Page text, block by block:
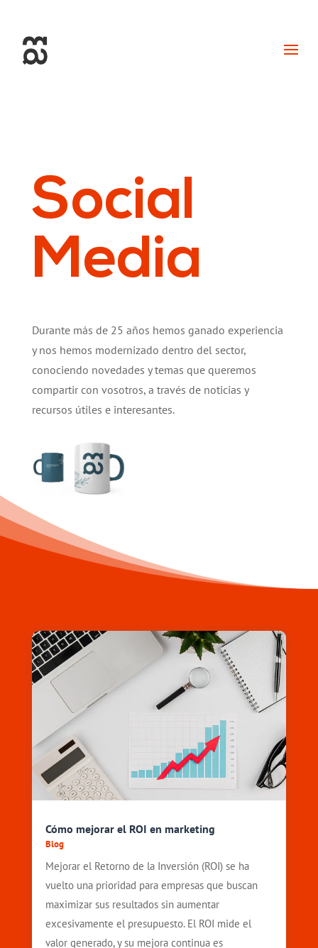
Social
Media
Durante más de 25 años hemos ganado experiencia
y nos hemos modernizado dentro del sector,
conociendo novedades y temas que queremos
compartir con vosotros, a través de noticias y
recursos útiles e interesantes.
Cómo mejorar el ROI en marketing
Blog
Mejorar el Retorno de la Inversión (ROI) se ha
vuelto una prioridad para empresas que buscan
maximizar sus resultados sin aumentar
excesivamente el presupuesto. El ROI mide el
valor generado, y su mejora continua es